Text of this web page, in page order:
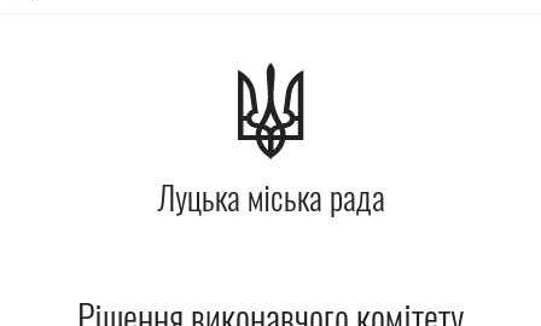
Про місто
Міська влада
Міська рада
Луцька міська рада